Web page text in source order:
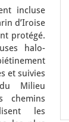
incluse
d’Iroise
protégé.
halo-
et suivies
Milieu
chemins
les